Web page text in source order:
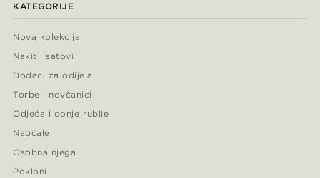
KATEGORIJE
Nova kolekcija
Nakit i satovi
Dodaci za odijela
Torbe i novčanici
Odjeća i donje rublje
Naočale
Osobna njega
Pokloni